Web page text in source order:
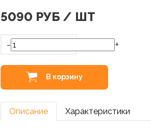
5090 РУБ / ШТ
- +
В корзину
Описание Характеристики